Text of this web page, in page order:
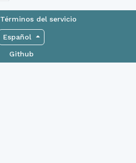
Términos del servicio
Español
Github